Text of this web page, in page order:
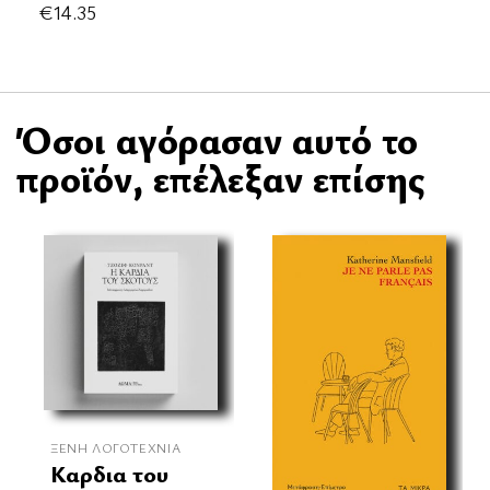
€14.35
Όσοι αγόρασαν αυτό το
προϊόν, επέλεξαν επίσης
ΞΈΝΗ ΛΟΓΟΤΕΧΝΊΑ
Καρδια του